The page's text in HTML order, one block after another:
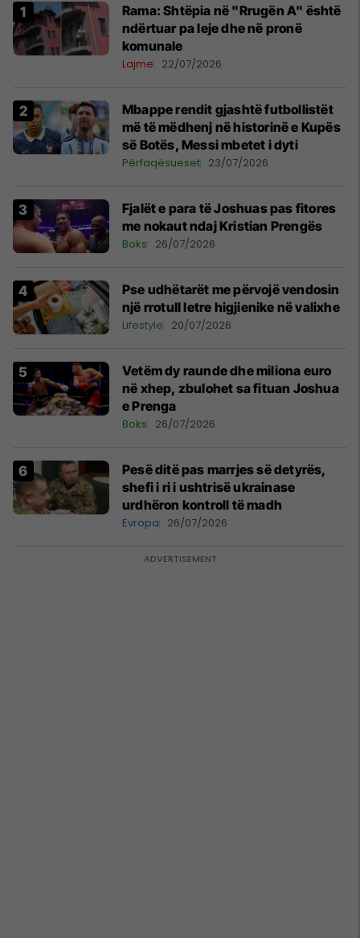
Rama: Shtëpia në "Rrugën A" është
ndërtuar pa leje dhe në pronë
komunale
Lajme 22/07/2026
Mbappe rendit gjashtë futbollistët
më të mëdhenj në historinë e Kupës
së Botës, Messi mbetet i dyti
Përfaqësueset 23/07/2026
Fjalët e para të Joshuas pas fitores
me nokaut ndaj Kristian Prengës
Boks 26/07/2026
Pse udhëtarët me përvojë vendosin
një rrotull letre higjienike në valixhe
Lifestyle 20/07/2026
Vetëm dy raunde dhe miliona euro
në xhep, zbulohet sa fituan Joshua
e Prenga
Boks 26/07/2026
Pesë ditë pas marrjes së detyrës,
shefi i ri i ushtrisë ukrainase
urdhëron kontroll të madh
Evropa 26/07/2026